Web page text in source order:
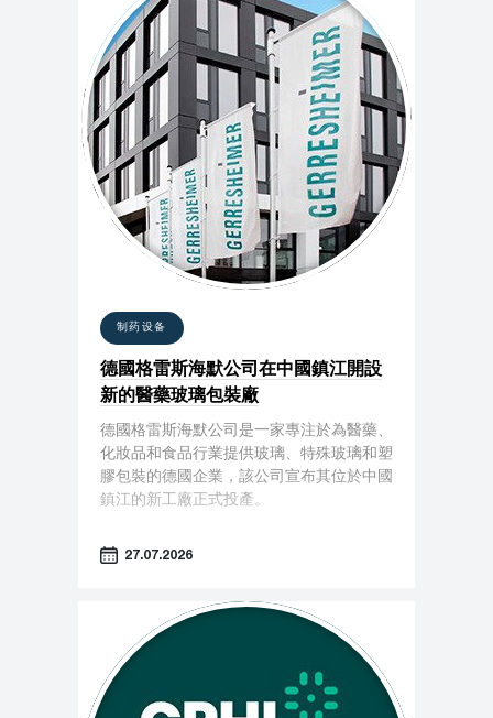
制药设备
德國格雷斯海默公司在中國鎮江開設
新的醫藥玻璃包裝廠
德國格雷斯海默公司是一家專注於為醫藥、
化妝品和食品行業提供玻璃、特殊玻璃和塑
膠包裝的德國企業，該公司宣布其位於中國
鎮江的新工廠正式投產。
27.07.2026